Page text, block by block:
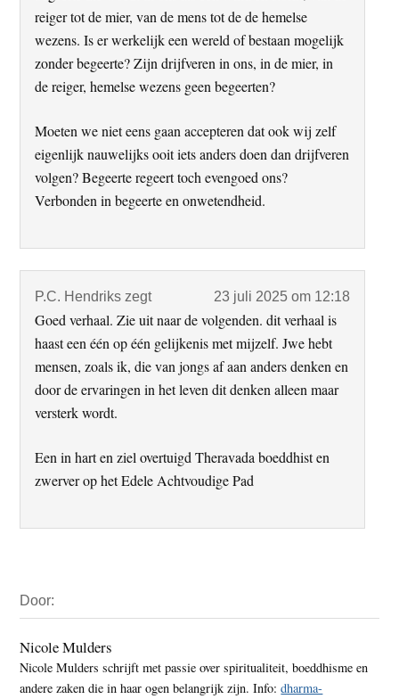
reiger tot de mier, van de mens tot de de hemelse
wezens. Is er werkelijk een wereld of bestaan mogelijk
zonder begeerte? Zijn drijfveren in ons, in de mier, in
de reiger, hemelse wezens geen begeerten?
Moeten we niet eens gaan accepteren dat ook wij zelf
eigenlijk nauwelijks ooit iets anders doen dan drijfveren
volgen? Begeerte regeert toch evengoed ons?
Verbonden in begeerte en onwetendheid.
P.C. Hendriks zegt 23 juli 2025 om 12:18
Goed verhaal. Zie uit naar de volgenden. dit verhaal is
haast een één op één gelijkenis met mijzelf. Jwe hebt
mensen, zoals ik, die van jongs af aan anders denken en
door de ervaringen in het leven dit denken alleen maar
versterk wordt.
Een in hart en ziel overtuigd Theravada boeddhist en
zwerver op het Edele Achtvoudige Pad
Sidebar
Door:
Nicole Mulders
Nicole Mulders schrijft met passie over spiritualiteit, boeddhisme en
andere zaken die in haar ogen belangrijk zijn. Info:dharma-